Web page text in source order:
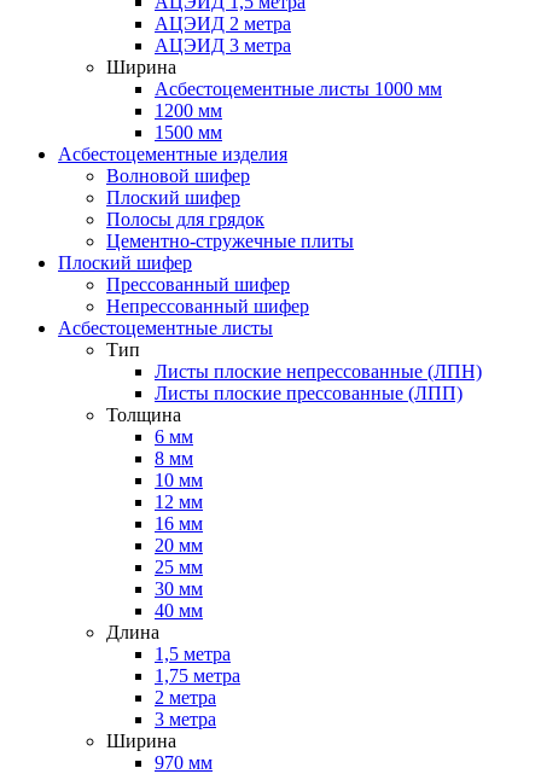
АЦЭИД 2 метра
АЦЭИД 3 метра
Ширина
Асбестоцементные листы 1000 мм
1200 мм
1500 мм
Асбестоцементные изделия
Волновой шифер
Плоский шифер
Полосы для грядок
Цементно-стружечные плиты
Плоский шифер
Прессованный шифер
Непрессованный шифер
Асбестоцементные листы
Тип
Листы плоские непрессованные (ЛПН)
Листы плоские прессованные (ЛПП)
Толщина
6 мм
8 мм
10 мм
12 мм
16 мм
20 мм
25 мм
30 мм
40 мм
Длина
1,5 метра
1,75 метра
2 метра
3 метра
Ширина
970 мм